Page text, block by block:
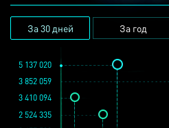
За 30 дней За год
3 852 059
5 137 020
2 524 335
3 410 094